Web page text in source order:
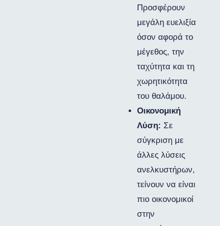
Προσφέρουν
μεγάλη ευελιξία
όσον αφορά το
μέγεθος, την
ταχύτητα και τη
χωρητικότητα
του θαλάμου.
Οικονομική
Λύση: Σε
σύγκριση με
άλλες λύσεις
ανελκυστήρων,
τείνουν να είναι
πιο οικονομικοί
στην